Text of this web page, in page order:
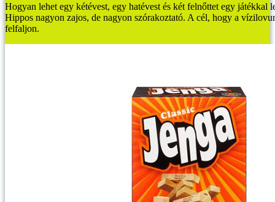
Hogyan lehet egy kétévest, egy hatévest és két felnőttet egy
Hippos nagyon zajos, de nagyon szórakoztató. A cél, hogy a
felfaljon.